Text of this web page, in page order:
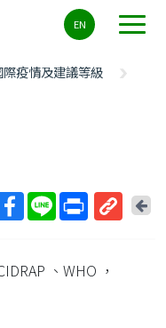
EN
際疫情及建議等級
短
回
、WHO ，